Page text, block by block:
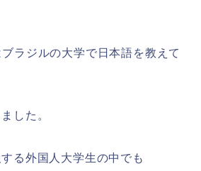
ラジルの大学で日本語を教えて
した。
る外国人大学生の中でも